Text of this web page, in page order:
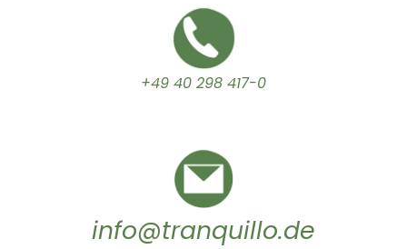
+49 40 298 417-0
info@tranquillo.de